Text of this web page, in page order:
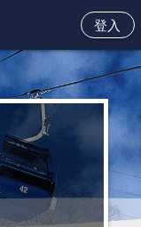
登入